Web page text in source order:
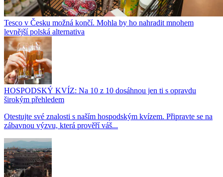
Tesco v Česku možná končí. Mohla by ho nahradit mnohem
levnější polská alternativa
HOSPODSKÝ KVÍZ: Na 10 z 10 dosáhnou jen ti s opravdu
širokým přehledem
Otestujte své znalosti s naším hospodským kvízem. Připravte se na
zábavnou výzvu, která prověří váš...